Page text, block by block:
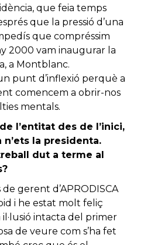
que feia temps
que la pressió d’una
que compréssim
2000 vam inaugurar la
a Montblanc.
punt d’inflexió perquè a
comencem a obrir-nos
mentals.
l’entitat des de l’inici,
n’ets la presidenta.
dut a terme al
gerent d’APRODISCA
i he estat molt feliç
intacta del primer
de veure com s’ha fet